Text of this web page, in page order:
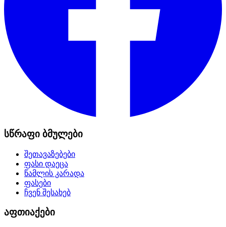
სწრაფი ბმულები
შეთავაზებები
ფასი დაეცა
წამლის კარადა
ფასები
ჩვენ შესახებ
აფთიაქები